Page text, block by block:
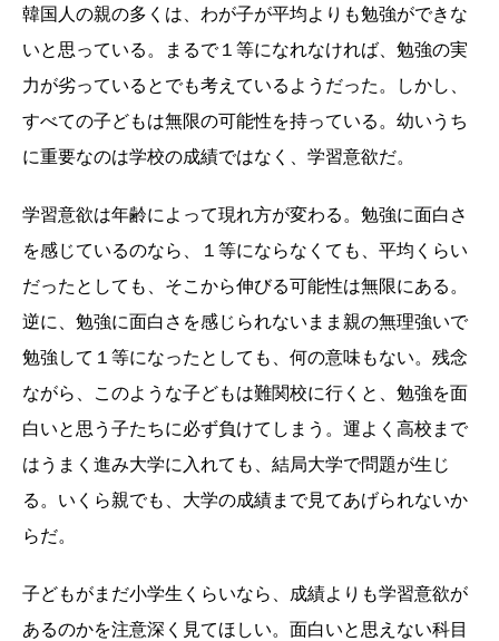
韓国人の親の多くは、わが子が平均よりも勉強ができな
いと思っている。まるで１等になれなければ、勉強の実
力が劣っているとでも考えているようだった。しかし、
すべての子どもは無限の可能性を持っている。幼いうち
に重要なのは学校の成績ではなく、学習意欲だ。
学習意欲は年齢によって現れ方が変わる。勉強に面白さ
を感じているのなら、１等にならなくても、平均くらい
だったとしても、そこから伸びる可能性は無限にある。
逆に、勉強に面白さを感じられないまま親の無理強いで
勉強して１等になったとしても、何の意味もない。残念
ながら、このような子どもは難関校に行くと、勉強を面
白いと思う子たちに必ず負けてしまう。運よく高校まで
はうまく進み大学に入れても、結局大学で問題が生じ
る。いくら親でも、大学の成績まで見てあげられないか
らだ。
子どもがまだ小学生くらいなら、成績よりも学習意欲が
あるのかを注意深く見てほしい。面白いと思えない科目